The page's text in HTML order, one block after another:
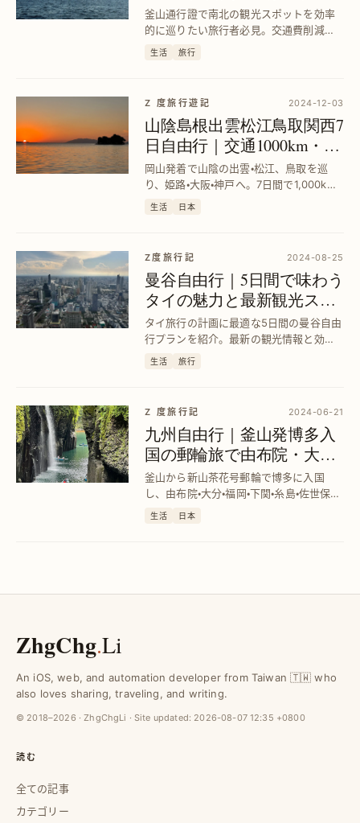
メ満喫ガイド
釜山通行證で南北の観光スポットを効率
的に巡りたい旅行者必見。交通費削減と
人気グルメ体験を両立し、ストレスフリ
生活 旅行
Z 度旅行遊記 2024-12-03
山陰島根出雲松江鳥取関西7
日自由行｜交通1000km・歩
数10万歩の旅程ガイド
岡山発着で山陰の出雲・松江、鳥取を巡
り、姫路・大阪・神戸へ。7日間で1,000km
移動、10万歩歩く自由旅行プランを詳
生活 日本
Z度旅行記 2024-08-25
曼谷自由行｜5日間で味わう
タイの魅力と最新観光スポ
ット
タイ旅行の計画に最適な5日間の曼谷自由
行プランを紹介。最新の観光情報と効率
的な移動方法で、初めての方も安心して
生活 旅行
Z 度旅行記 2024-06-21
九州自由行｜釜山発博多入
国の郵輪旅で由布院・大
分・福岡を満喫
釜山から新山茶花号郵輪で博多に入国
し、由布院・大分・福岡・下関・糸島・佐世保を
巡る11日間の九州旅行プランを詳解。効
生活 日本
ZhgChg.Li
An iOS, web, and automation developer from Taiwan 🇹🇼 who
also loves sharing, traveling, and writing.
© 2018–2026 · ZhgChgLi · Site updated: 2026-08-07 12:35 +0800
読む
全ての記事
カテゴリー